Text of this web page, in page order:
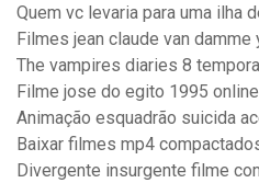
Quem vc levaria para uma ilha
Filmes jean claude van damme
The vampires diaries 8
Filme jose do egito 1995 online
Animação esquadrão suicida
Baixar filmes mp4
Divergente insurgente filme